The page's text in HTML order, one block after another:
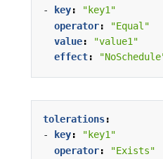
-
key:
"key1"
operator:
"Equal"
value:
"value1"
effect:
tolerations:
-
key:
"key1"
operator:
"Exists"